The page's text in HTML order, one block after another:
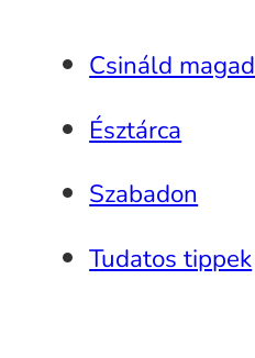
Csináld magad
Észtárca
Szabadon
Tudatos tippek